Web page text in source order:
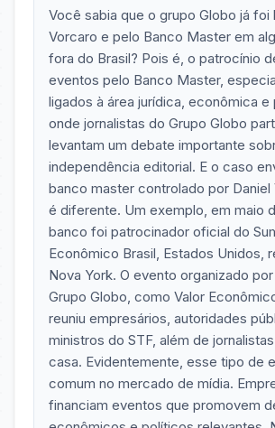
Você sabia que o grupo Globo já foi
Vorcaro e pelo Banco Master em
fora do Brasil? Pois é, o patrocínio
eventos pelo Banco Master,
ligados à área jurídica, econômica e
onde jornalistas do Grupo Globo
levantam um debate importante
independência editorial. E o caso
banco master controlado por Daniel
é diferente. Um exemplo, em maio
banco foi patrocinador oficial do
Econômico Brasil, Estados Unidos,
Nova York. O evento organizado
Grupo Globo, como Valor
reuniu empresários, autoridades
ministros do STF, além de
casa. Evidentemente, esse tipo de
comum no mercado de mídia.
financiam eventos que promovem